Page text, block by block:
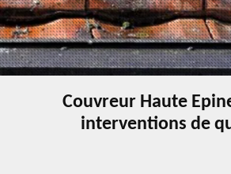
Couvreur Haute
interventions de